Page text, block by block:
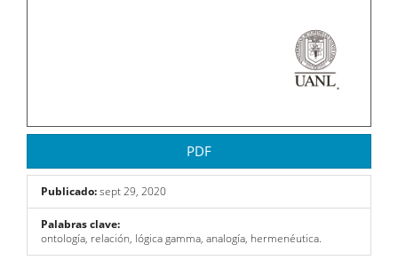
PDF
Publicado:sept 29, 2020
Palabras clave:
ontología, relación, lógica gamma, analogía, hermenéutica.